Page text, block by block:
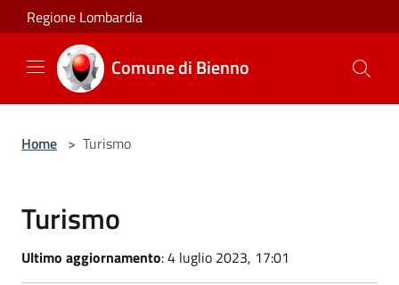
Salta al contenuto principale
Regione Lombardia
Comune di Bienno
Home > Turismo
Turismo
Ultimo aggiornamento: 4 luglio 2023, 17:01